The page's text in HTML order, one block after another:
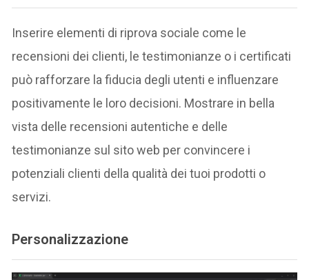
Inserire elementi di riprova sociale come le
recensioni dei clienti, le testimonianze o i certificati
può rafforzare la fiducia degli utenti e influenzare
positivamente le loro decisioni. Mostrare in bella
vista delle recensioni autentiche e delle
testimonianze sul sito web per convincere i
potenziali clienti della qualità dei tuoi prodotti o
servizi.
Personalizzazione